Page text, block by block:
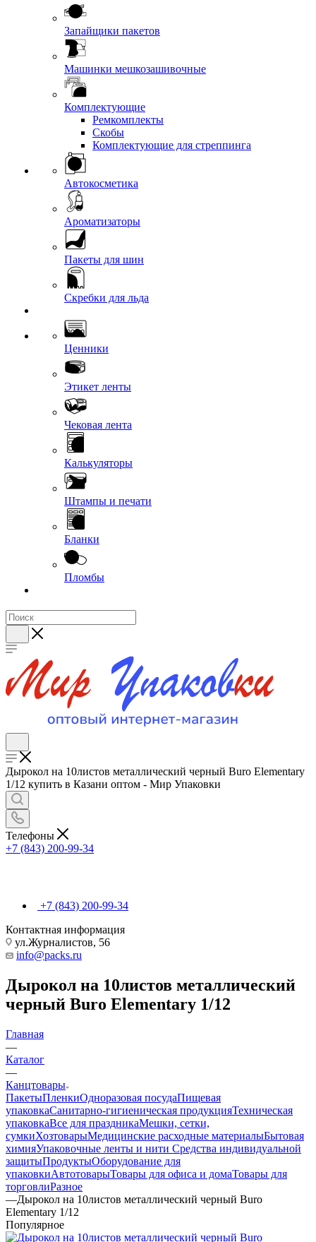
Запайщики пакетов
Машинки мешкозашивочные
Комплектующие
Ремкомплекты
Скобы
Комплектующие для стреппинга
Автокосметика
Ароматизаторы
Пакеты для шин
Скребки для льда
Ценники
Этикет ленты
Чековая лента
Калькуляторы
Штампы и печати
Бланки
Пломбы
Дырокол на 10листов металлический черный Buro Elementary
1/12 купить в Казани оптом - Мир Упаковки
Телефоны
+7 (843) 200-99-34
+7 (843) 200-99-34
Контактная информация
ул.Журналистов, 56
info@packs.ru
Дырокол на 10листов металлический
черный Buro Elementary 1/12
Главная
—
Каталог
—
Канцтовары
ПакетыПленкиОдноразовая посудаПищевая
упаковкаСанитарно-гигиеническая продукцияТехническая
упаковкаВсе для праздникаМешки, сетки,
сумкиХозтоварыМедицинские расходные материалыБытовая
химияУпаковочные ленты и нити Средства индивидуальной
защитыПродуктыОборудование для
упаковкиАвтотоварыТовары для офиса и домаТовары для
торговлиРазное
—Дырокол на 10листов металлический черный Buro
Elementary 1/12
Популярное